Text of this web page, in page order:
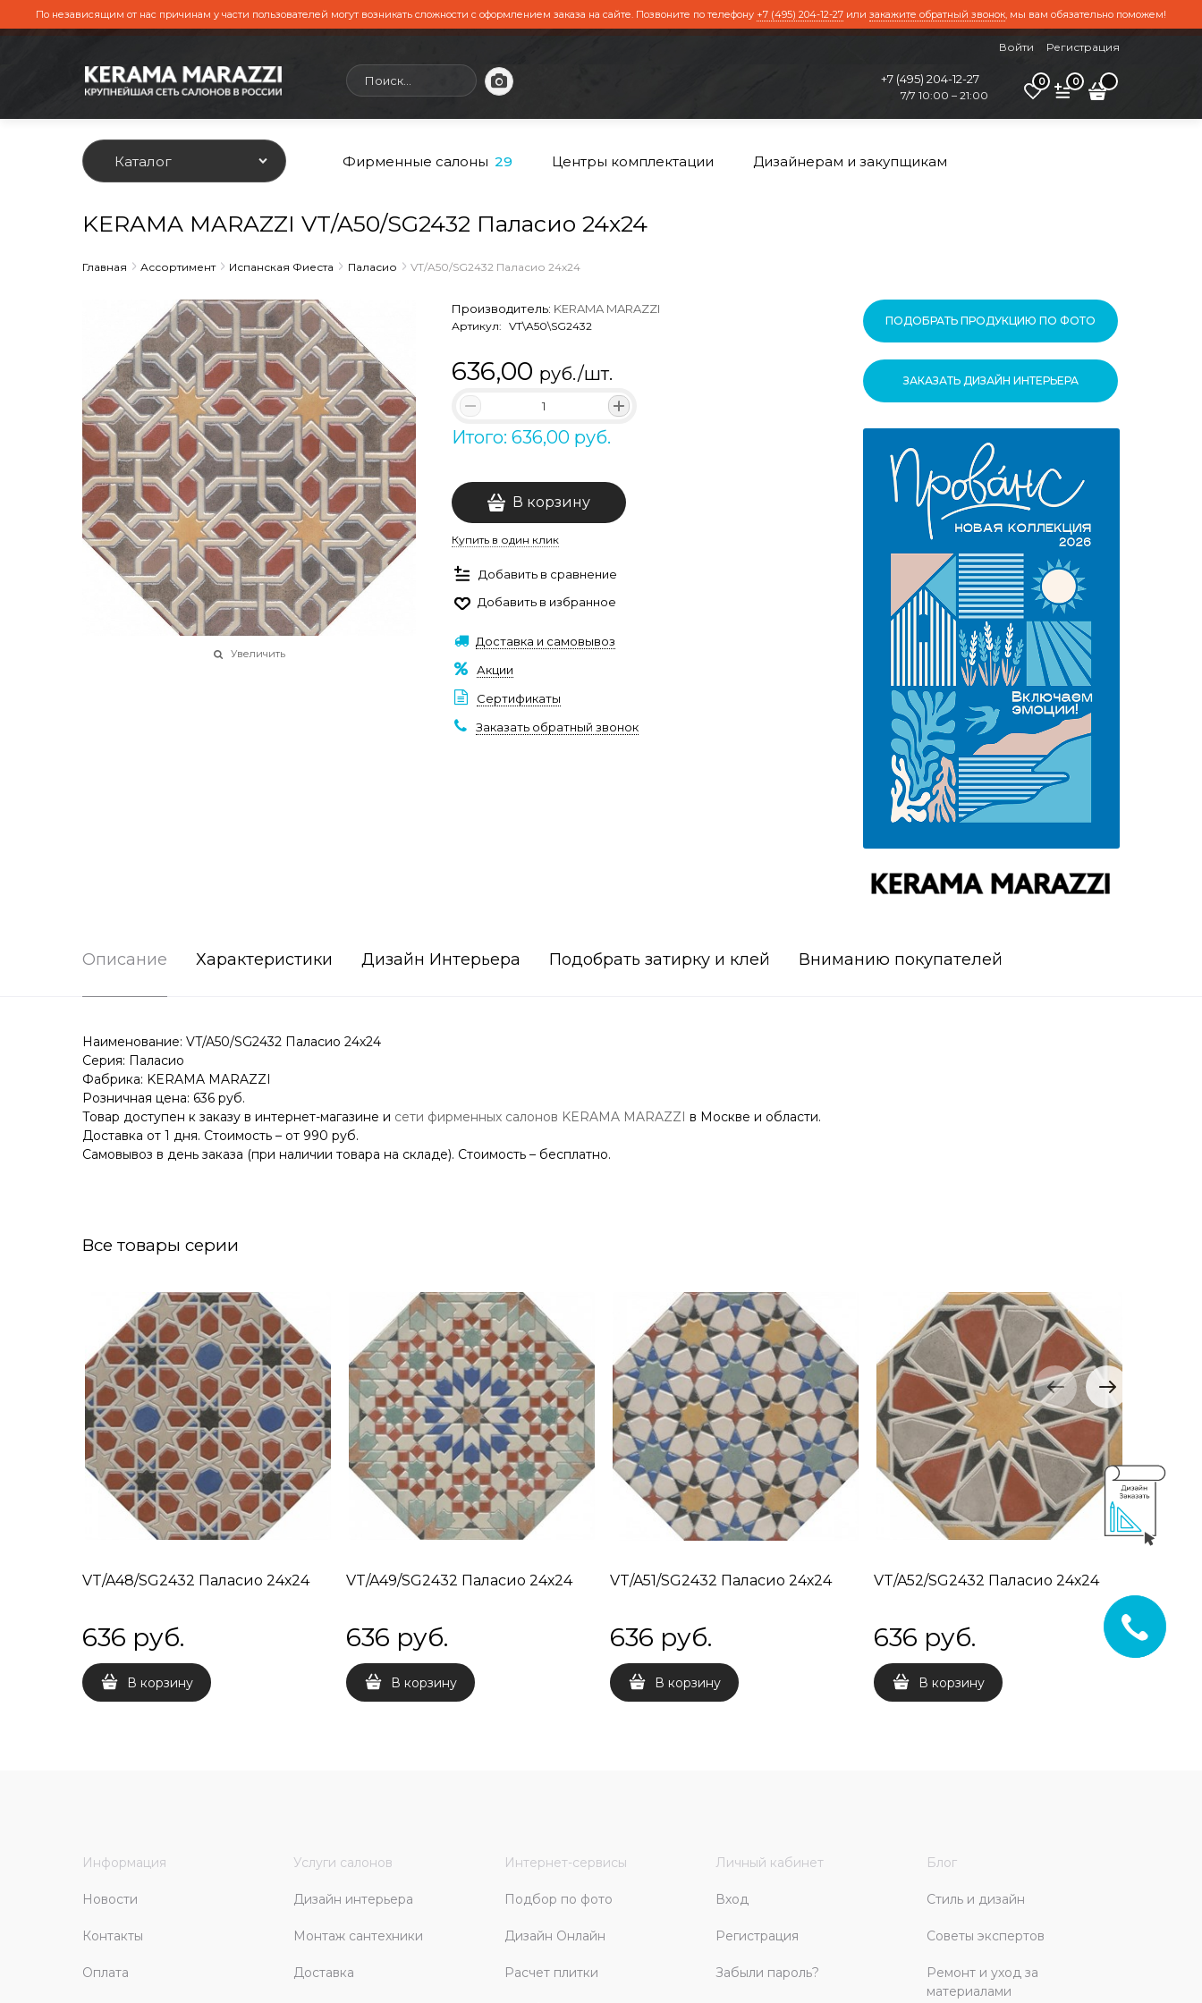
По независящим от нас причинам у части пользователей могут возникать сложности с оформлением заказа на сайте. Позвоните по телефону +7 (495) 204-12-27 или закажите обратный звонок, мы вам обязательно поможем!
Войти Регистрация
+7 (495) 204-12-27
7/7 10:00 – 21:00
0 0
Каталог Фирменные салоны 29 Центры комплектации Дизайнерам и закупщикам
KERAMA MARAZZI VT/A50/SG2432 Паласио 24х24
Главная Ассортимент Испанская Фиеста Паласио VT/A50/SG2432 Паласио 24х24
Увеличить
Производитель: KERAMA MARAZZI
Артикул: VT\A50\SG2432
636,00 руб./шт.
Итого: 636,00 руб.
В корзину
Купить в один клик
Добавить в сравнение
Добавить в избранное
Доставка и самовывоз
Акции
Сертификаты
Заказать обратный звонок
ПОДОБРАТЬ ПРОДУКЦИЮ ПО ФОТО
ЗАКАЗАТЬ ДИЗАЙН ИНТЕРЬЕРА
Описание Характеристики Дизайн Интерьера Подобрать затирку и клей Вниманию покупателей
Наименование: VT/A50/SG2432 Паласио 24х24
Серия: Паласио
Фабрика: KERAMA MARAZZI
Розничная цена: 636 руб.
Товар доступен к заказу в интернет-магазине и сети фирменных салонов KERAMA MARAZZI в Москве и области.
Доставка от 1 дня. Стоимость – от 990 руб.
Самовывоз в день заказа (при наличии товара на складе). Стоимость – бесплатно.
Все товары серии
VT/A48/SG2432 Паласио 24х24
636 руб.
В корзину
VT/A49/SG2432 Паласио 24х24
636 руб.
В корзину
VT/A51/SG2432 Паласио 24х24
636 руб.
В корзину
VT/A52/SG2432 Паласио 24х24
636 руб.
В корзину
636
Информация
Новости
Контакты
Оплата
Услуги салонов
Дизайн интерьера
Монтаж сантехники
Доставка
Интернет-сервисы
Подбор по фото
Дизайн Онлайн
Расчет плитки
Личный кабинет
Вход
Регистрация
Забыли пароль?
Блог
Стиль и дизайн
Советы экспертов
Ремонт и уход за
материалами